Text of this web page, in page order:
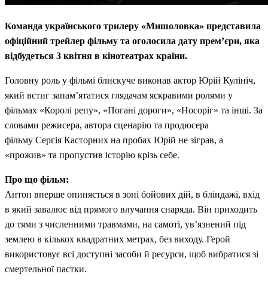
Команда українського трилеру «Мишоловка» представила
офіційний трейлер фільму та оголосила дату прем’єри, яка
відбудеться 3 квітня в кінотеатрах країни.
Головну роль у фільмі блискуче виконав актор Юрій Кулініч,
який встиг запам’ятатися глядачам яскравими ролями у
фільмах «Королі репу», «Погані дороги», «Носоріг» та інші. За
словами режисера, автора сценарію та продюсера
фільму Сергія Касторних на пробах Юрій не зіграв, а
«прожив» та пропустив історію крізь себе.
Про що фільм:
Антон вперше опиняється в зоні бойових дій, в бліндажі, вхід
в який завалює від прямого влучання снаряда. Він приходить
до тями з численними травмами, на самоті, ув’язнений під
землею в кількох квадратних метрах, без виходу. Герой
використовує всі доступні засоби й ресурси, щоб вибратися зі
смертельної пастки.